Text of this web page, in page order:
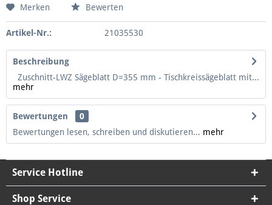
Merken Bewerten
Artikel-Nr.: 21035530
Beschreibung
Zuschnitt-LWZ Sägeblatt D=355 mm - Tischkreissägeblatt mit...
mehr
Bewertungen
0
Bewertungen lesen, schreiben und diskutieren... mehr
Service Hotline
Shop Service